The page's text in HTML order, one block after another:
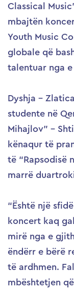
Classical
mbajtën
Youth Music
globale që
talentuar nga
Dyshja –
studente në
Mihajlov” –
kënaqur të
të “Rapsodisë
marrë
“Është një
koncert kaq
mirë nga e
ëndërr e bërë
të ardhmen.
mbështetjen